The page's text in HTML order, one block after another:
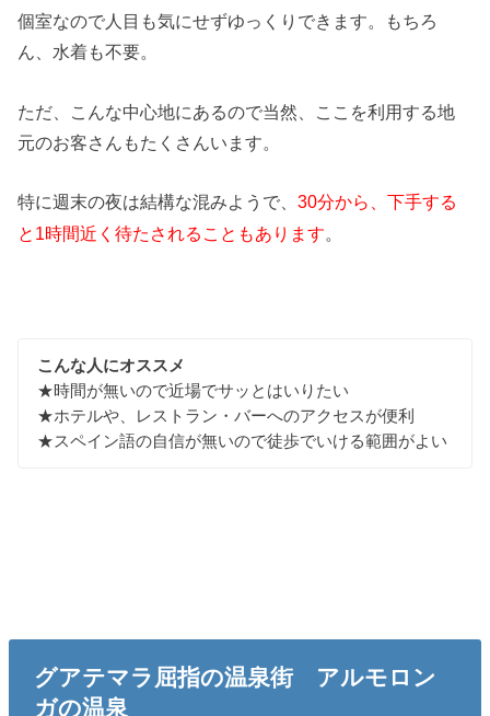
個室なので人目も気にせずゆっくりできます。もちろ
ん、水着も不要。
ただ、こんな中心地にあるので当然、ここを利用する地
元のお客さんもたくさんいます。
特に週末の夜は結構な混みようで、30分から、下手する
と1時間近く待たされることもあります。
こんな人にオススメ
★時間が無いので近場でサッとはいりたい
★ホテルや、レストラン・バーへのアクセスが便利
★スペイン語の自信が無いので徒歩でいける範囲がよい
グアテマラ屈指の温泉街 アルモロン
ガの温泉